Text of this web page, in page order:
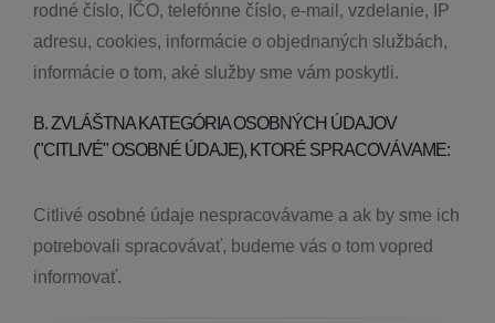
rodné číslo, IČO, telefónne číslo, e-mail, vzdelanie, IP
adresu, cookies, informácie o objednaných službách,
informácie o tom, aké služby sme vám poskytli.
B. ZVLÁŠTNA KATEGÓRIA OSOBNÝCH ÚDAJOV
("CITLIVÉ" OSOBNÉ ÚDAJE), KTORÉ SPRACOVÁVAME:
Citlivé osobné údaje nespracovávame a ak by sme ich
potrebovali spracovávať, budeme vás o tom vopred
informovať.